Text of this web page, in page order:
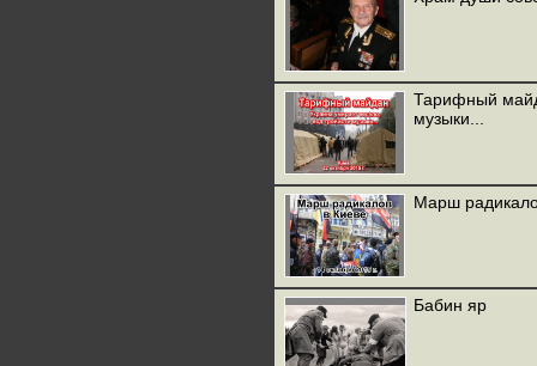
Тарифный
музыки...
Марш
Бабин яр